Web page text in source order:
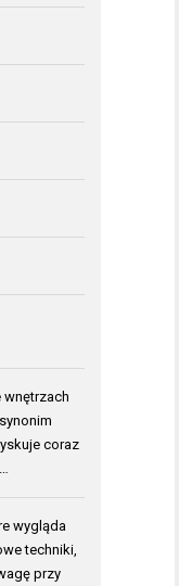
wnętrzach
coraz
wygląda
techniki,
przy